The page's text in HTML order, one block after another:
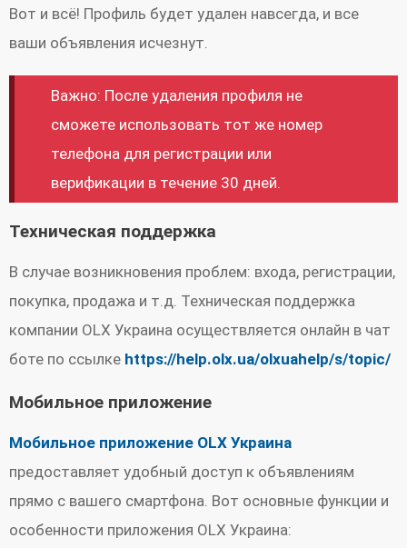
Вот и всё! Профиль будет удален навсегда, и все
ваши объявления исчезнут.
Важно: После удаления профиля не
сможете использовать тот же номер
телефона для регистрации или
верификации в течение 30 дней.
Техническая поддержка
В случае возникновения проблем: входа, регистрации,
покупка, продажа и т.д. Техническая поддержка
компании OLX Украина осуществляется онлайн в чат
боте по ссылке https://help.olx.ua/olxuahelp/s/topic/
Мобильное приложение
Мобильное приложение OLX Украина
предоставляет удобный доступ к объявлениям
прямо с вашего смартфона. Вот основные функции и
особенности приложения OLX Украина: